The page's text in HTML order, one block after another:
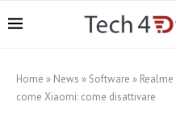
Home » News » Software »
come Xiaomi: come disattivare